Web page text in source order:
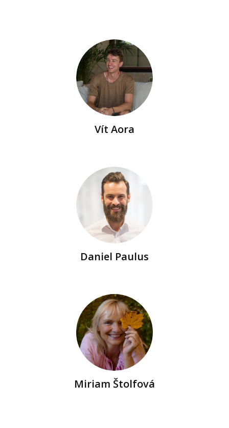
Vít Aora
Daniel Paulus
Miriam Štolfová